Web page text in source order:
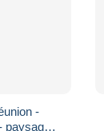
-
paysage -